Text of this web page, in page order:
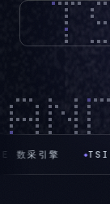
启发世界模型